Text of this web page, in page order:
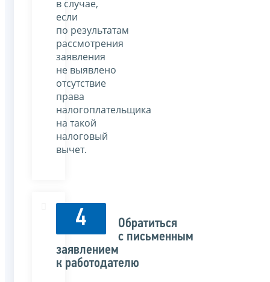
в случае,
если
по результатам
рассмотрения
заявления
не выявлено
отсутствие
права
налогоплательщика
на такой
налоговый
вычет.
4
Обратиться
с письменным
заявлением
к работодателю